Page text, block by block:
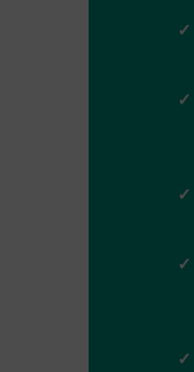
✓
✓
✓
✓
✓